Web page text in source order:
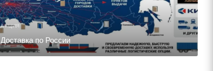
АКЦИЯ
Доставка по России